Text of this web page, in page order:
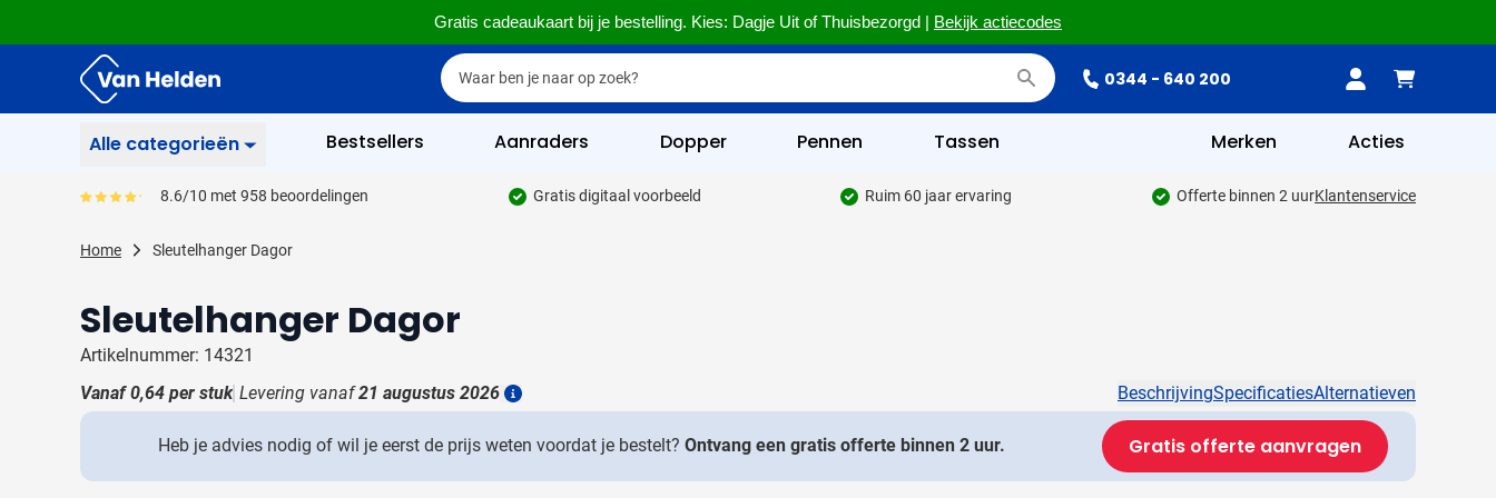
Gratis cadeaukaart bij je bestelling. Kies: Dagje Uit of Thuisbezorgd | Bekijk actiecodes
Ga naar de inhoud Zoek
Zoek
0344 - 640 200
Alle categorieën
Schrijfwaren
Toon submenu voor Drinkwaren categorie
Weggevertjes
Toon submenu voor Multimedia categorie
Tassen
Toon submenu voor Tassen categorie
Gereedschap & Veiligheid
Toon submenu voor Gereedschap & Veiligheid categorie
Bestsellers Aanraders Dopper Pennen Tassen Merken Acties
Gemiddeld reviewpercentage is 86
8.6/10 met 958 beoordelingen Gratis digitaal voorbeeld Ruim 60 jaar ervaring Offerte binnen 2 uurKlantenservice
Home Sleutelhanger Dagor
Sleutelhanger Dagor
Artikelnummer: 14321
Vanaf0,64 per stuk Levering vanaf21 augustus 2026
Details
BeschrijvingSpecificatiesAlternatieven
Heb je advies nodig of wil je eerst de prijs weten voordat je bestelt? Ontvang een gratis offerte binnen 2 uur. Gratis offerte aanvragen